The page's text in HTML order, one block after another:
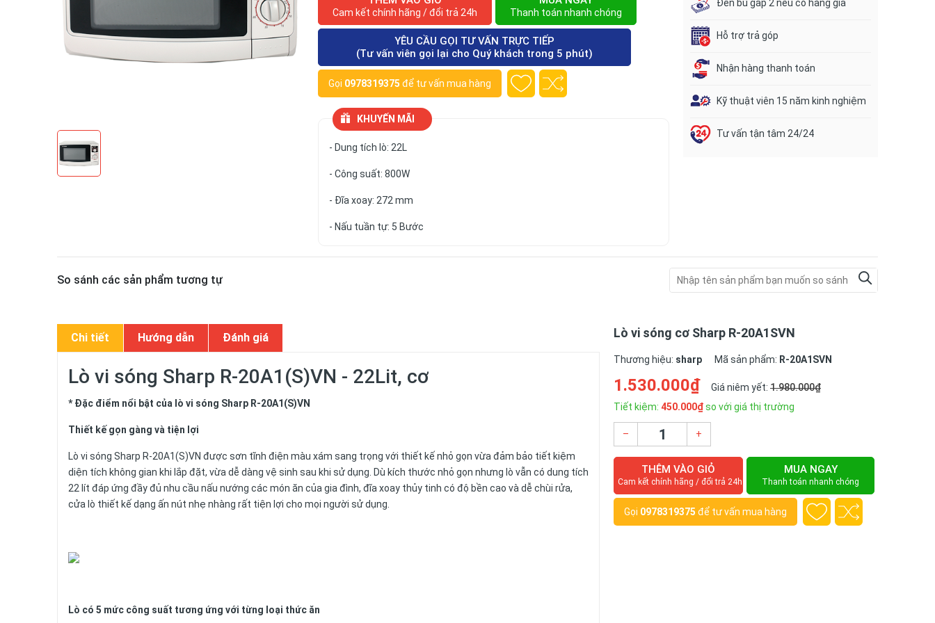
Cam kết chính hãng / đổi trả 24h Thanh toán nhanh chóng
YÊU CẦU GỌI TƯ VẤN TRỰC TIẾP
(Tư vấn viên gọi lại cho Quý khách trong 5 phút)
Gọi 0978319375 để tư vấn mua hàng
KHUYẾN MÃI
- Dung tích lò: 22L
- Công suất: 800W
- Đĩa xoay: 272 mm
- Nấu tuần tự: 5 Bước
Đền bù gấp 2 nếu có hàng giả
Hỗ trợ trả góp
Nhận hàng thanh toán
Kỹ thuật viên 15 năm kinh nghiệm
Tư vấn tận tâm 24/24
So sánh các sản phẩm tương tự
Chi tiết Hướng dẫn Đánh giá
Lò vi sóng Sharp R-20A1(S)VN - 22Lit, cơ
* Đặc điểm nổi bật của lò vi sóng Sharp R-20A1(S)VN
Thiết kế gọn gàng và tiện lợi
Lò vi sóng Sharp R-20A1(S)VN được sơn tĩnh điện màu xám sang trọng với thiết kế nhỏ gọn vừa đảm bảo tiết kiệm
diện tích không gian khi lắp đặt, vừa dễ dàng vệ sinh sau khi sử dụng. Dù kích thước nhỏ gọn nhưng lò vẫn có dung tích
22 lít đáp ứng đầy đủ nhu cầu nấu nướng các món ăn của gia đình, đĩa xoay thủy tinh có độ bền cao và dễ chùi rửa,
cửa lò thiết kế dạng ấn nút nhẹ nhàng rất tiện lợi cho mọi người sử dụng.
Lò có 5 mức công suất tương ứng với từng loại thức ăn
Lò vi sóng cơ Sharp R-20A1SVN
Thương hiệu: sharp Mã sản phẩm: R-20A1SVN
1.530.000₫ Giá niêm yết: 1.980.000₫
Tiết kiệm: 450.000₫so với giá thị trường
– +
THÊM VÀO GIỎ
Cam kết chính hãng / đổi trả 24h
MUA NGAY
Thanh toán nhanh chóng
Gọi 0978319375 để tư vấn mua hàng